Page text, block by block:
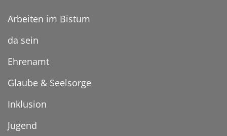
Arbeiten im Bistum
da sein
Ehrenamt
Glaube & Seelsorge
Inklusion
Jugend